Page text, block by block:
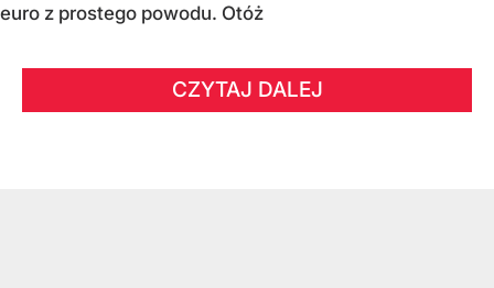
euro z prostego powodu. Otóż
CZYTAJ DALEJ